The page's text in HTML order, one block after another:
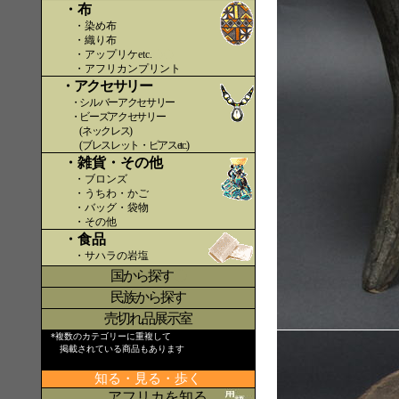
・布
・染め布
・織り布
・アップリケetc.
・アフリカンプリント
・アクセサリー
・シルバーアクセサリー
・ビーズアクセサリー
(ネックレス)
(ブレスレット・ピアスetc.)
・雑貨・その他
・ブロンズ
・うちわ・かご
・バッグ・袋物
・その他
・食品
・サハラの岩塩
国から探す〇
民族から探す
売切れ品展示室
*複数のカテゴリーに重複して
掲載されている商品もあります
知る・見る・歩く